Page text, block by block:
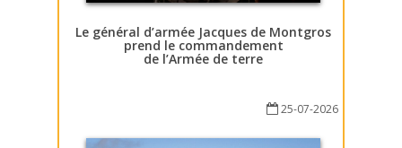
Le général d’armée Jacques de Montgros
prend le commandement
de l’Armée de terre
25-07-2026